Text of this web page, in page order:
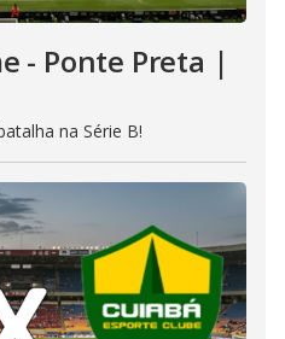
- Ponte Preta |
na Série B!